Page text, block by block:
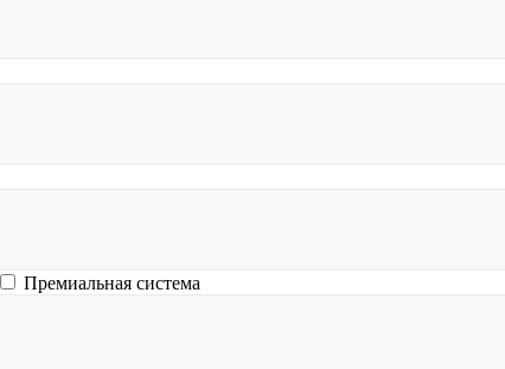
Премиальная система